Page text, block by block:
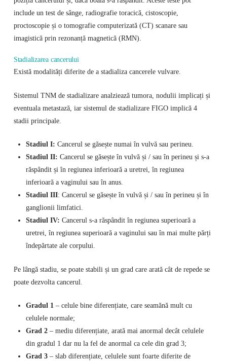
include un test de sânge, radiografie toracică, cistoscopie,
proctoscopie și o tomografie computerizată (CT) scanare sau
imagistică prin rezonanță magnetică (RMN).
Stadializarea cancerului
Există modalități diferite de a stadializa cancerele vulvare.
Sistemul TNM de stadializare analziează tumora, nodulii implicați și
eventuala metastază, iar sistemul de stadializare FIGO implică 4
stadii principale.
Stadiul I: Cancerul se găsește numai în vulvă sau perineu.
Stadiul II: Cancerul se găsește în vulvă și / sau în perineu și s-a
răspândit și în regiunea inferioară a uretrei, în regiunea
inferioară a vaginului sau în anus.
Stadiul III: Cancerul se găsește în vulvă și / sau în perineu și în
ganglionii limfatici.
Stadiul IV: Cancerul s-a răspândit în regiunea superioară a
uretrei, în regiunea superioară a vaginului sau în mai multe părți
îndepărtate ale corpului.
Pe lângă stadiu, se poate stabili și un grad care arată cât de repede se
poate dezvolta cancerul.
Gradul 1 – celule bine diferențiate, care seamănă mult cu
celulele normale;
Grad 2 – mediu diferențiate, arată mai anormal decât celulele
din gradul 1 dar nu la fel de anormal ca cele din grad 3;
Grad 3– slab diferențiate, celulele sunt foarte diferite de